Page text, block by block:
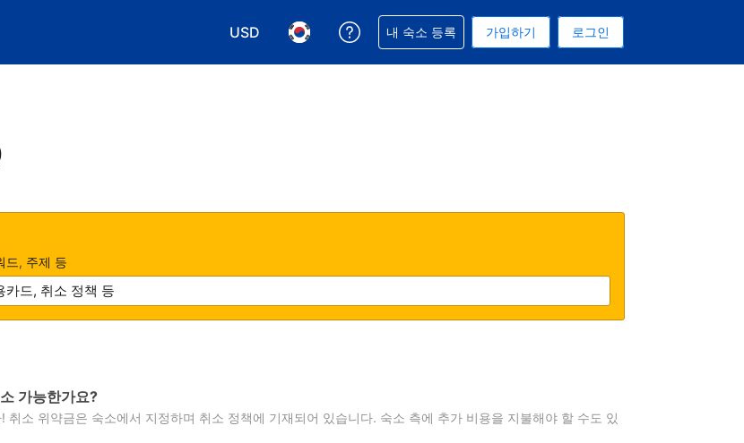
USD
통화 선택. 현재 선택된 통화는 미국 달러입니다
언어 선택. 현재 선택된 언어는 한국어입니다
예약과 관련해 도움을 받으실 수 있습니다
내 숙소 등록 가입하기 로그인
드, 주제 등
가능한가요?
취소 위약금은 숙소에서 지정하며 취소 정책에 기재되어 있습니다. 숙소 측에 추가 비용을 지불해야 할 수도 있